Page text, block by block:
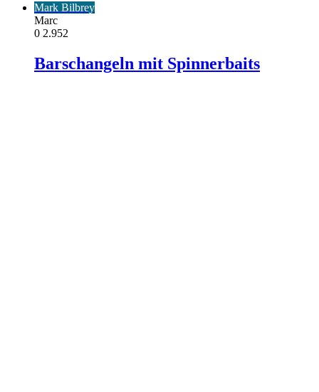
Mark Bilbrey
Marc
0 2.952
Barschangeln mit Spinnerbaits